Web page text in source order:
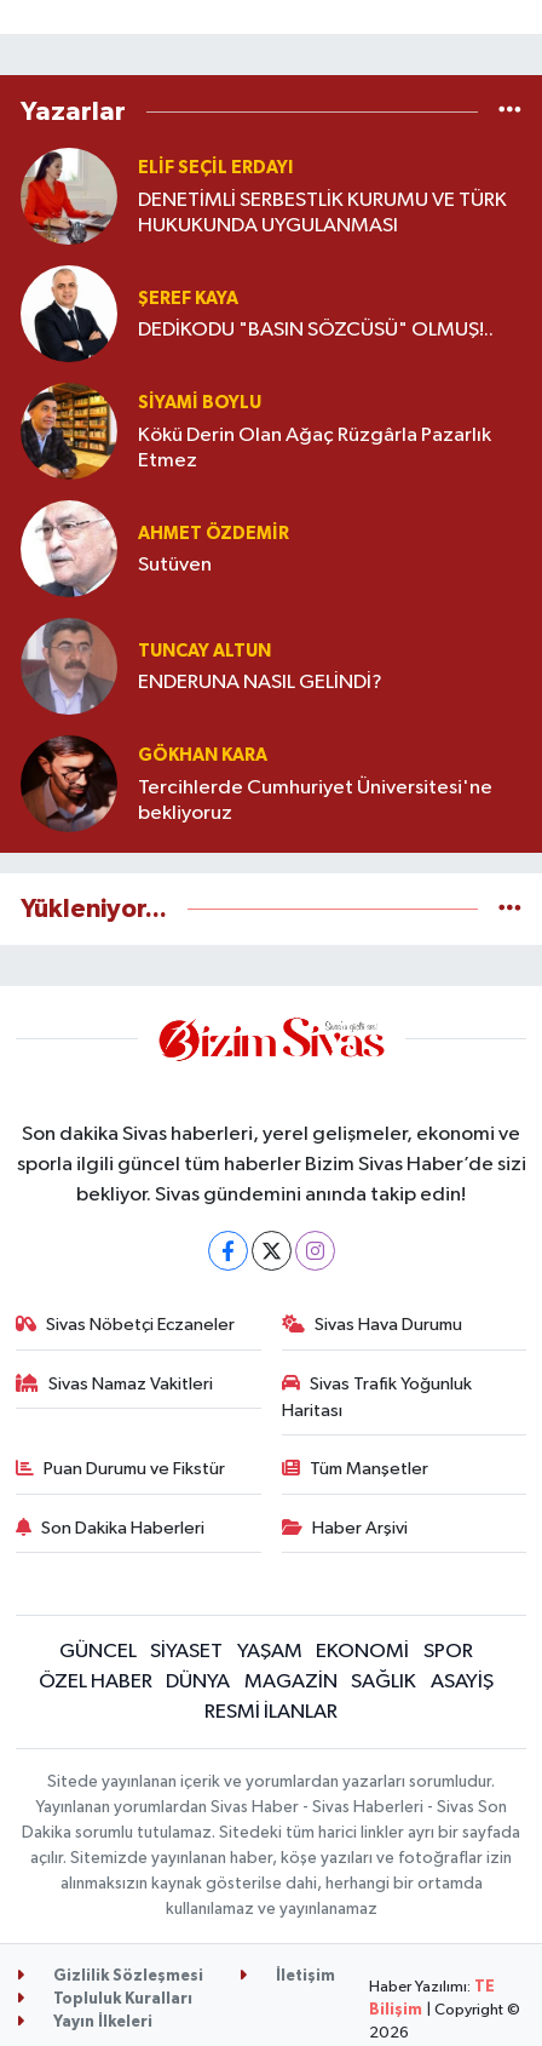
Yazarlar
ELIF SEÇIL ERDAYI
DENETİMLİ SERBESTLİK KURUMU VE TÜRK
HUKUKUNDA UYGULANMASI
ŞEREF KAYA
DEDİKODU "BASIN SÖZCÜSÜ" OLMUŞ!..
SIYAMI BOYLU
Kökü Derin Olan Ağaç Rüzgârla Pazarlık
Etmez
AHMET ÖZDEMIR
Sutüven
TUNCAY ALTUN
ENDERUNA NASIL GELİNDİ?
GÖKHAN KARA
Tercihlerde Cumhuriyet Üniversitesi'ne
bekliyoruz
Yükleniyor...
Son dakika Sivas haberleri, yerel gelişmeler, ekonomi ve
sporla ilgili güncel tüm haberler Bizim Sivas Haber’de sizi
bekliyor. Sivas gündemini anında takip edin!
Sivas Nöbetçi Eczaneler Sivas Hava Durumu
Sivas Namaz Vakitleri
Sivas Trafik Yoğunluk
Haritası
Puan Durumu ve Fikstür Tüm Manşetler
Son Dakika Haberleri Haber Arşivi
GÜNCEL SİYASET YAŞAM EKONOMİ
SPOR
ÖZEL HABER
DÜNYA MAGAZİN SAĞLIK
ASAYİŞ
RESMİ İLANLAR
Sitede yayınlanan içerik ve yorumlardan yazarları sorumludur.
Yayınlanan yorumlardan Sivas Haber - Sivas Haberleri - Sivas Son
Dakika sorumlu tutulamaz. Sitedeki tüm harici linkler ayrı bir sayfada
açılır. Sitemizde yayınlanan haber, köşe yazıları ve fotoğraflar izin
alınmaksızın kaynak gösterilse dahi, herhangi bir ortamda
kullanılamaz ve yayınlanamaz
Gizlilik Sözleşmesi
İletişim
Topluluk Kuralları
Yayın İlkeleri
Haber Yazılımı: TE
Bilişim | Copyright ©
2026